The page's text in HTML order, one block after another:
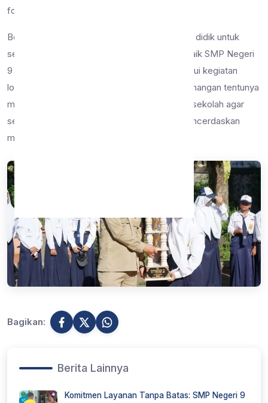
foto bersama.
Besar harapan sekolah terhadap para peserta didik untuk
selalu mengharumkan dan membawa nama baik SMP Negeri
9 Malang di kehidupan masyarakat luas. Melalui kegiatan
lomba seperti ini dan membawa pulang kemenangan tentunya
menjadi nilai tambah dan penyemangat untuk sekolah agar
selalu meningkatkan mutu pendidikan dan mencerdaskan
masa depan bangsa.
Bagikan:
Berita Lainnya
Komitmen Layanan Tanpa Batas: SMP Negeri 9